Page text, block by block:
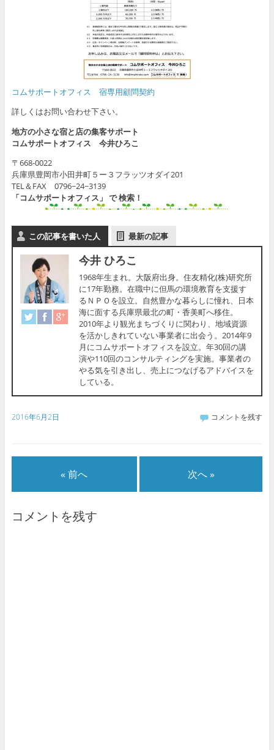
コムサポートオフィス 宿専用顧問契約
詳しくはお問い合わせ下さい。
地方の小さな宿と店の集客サポート
コムサポートオフィス 今井ひろこ
〒668-0022
兵庫県豊岡市小田井町５ー３フラッツオダイ201
TEL＆FAX 0796−24−3139
「コムサポートオフィス」 で 検索！
この記事を書いた人 最新の記事
今井 ひろこ
1968年生まれ。大阪府出身。住友精化(株)研究所
に17年勤務。在職中に但馬の環境教育を支援す
るＮＰＯを設立。自然豊かな暮らしに憧れ、日本
海に面する兵庫県最北の町・香美町へ移住。
2010年より観光まちづくりに関わり、地域資源
を活かしきれていない事業者に出会う。2014年9
月にコムサポートオフィスを設立。年30回の講
演や110回のコンサルティングを実施。事業者の
やる気を引き出し、売上につなげるアドバイスを
している。
2016年6月2日 コメントを残す
« 前へ 次へ »
コメントを残す